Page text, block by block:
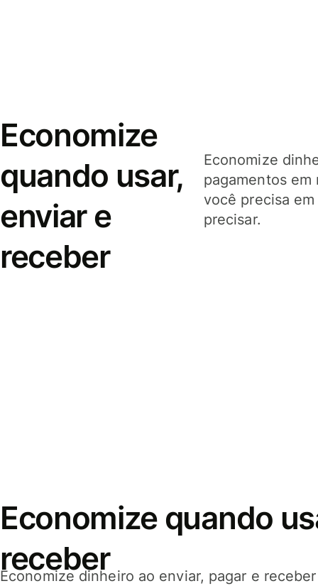
Economize
quando usar,
enviar e
receber
Economize
pagamentos
você precisa
precisar.
Economize quando
receber
Economize dinheiro ao enviar, pagar e